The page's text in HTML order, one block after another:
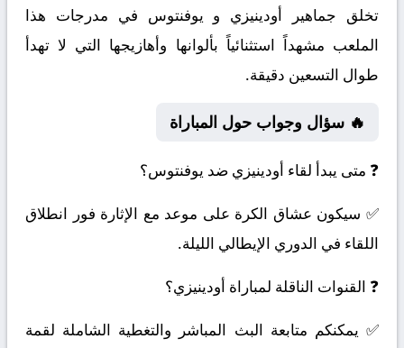
تخلق جماهير أودينيزي و يوفنتوس في مدرجات هذا
الملعب مشهداً استثنائياً بألوانها وأهازيجها التي لا تهدأ
طوال التسعين دقيقة.
🔥 سؤال وجواب حول المباراة
❓ متى يبدأ لقاء أودينيزي ضد يوفنتوس؟
✅ سيكون عشاق الكرة على موعد مع الإثارة فور انطلاق
اللقاء في الدوري الإيطالي الليلة.
❓ القنوات الناقلة لمباراة أودينيزي؟
✅ يمكنكم متابعة البث المباشر والتغطية الشاملة لقمة